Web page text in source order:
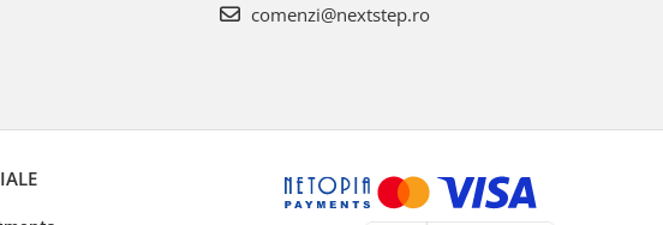
comenzi@nextstep.ro